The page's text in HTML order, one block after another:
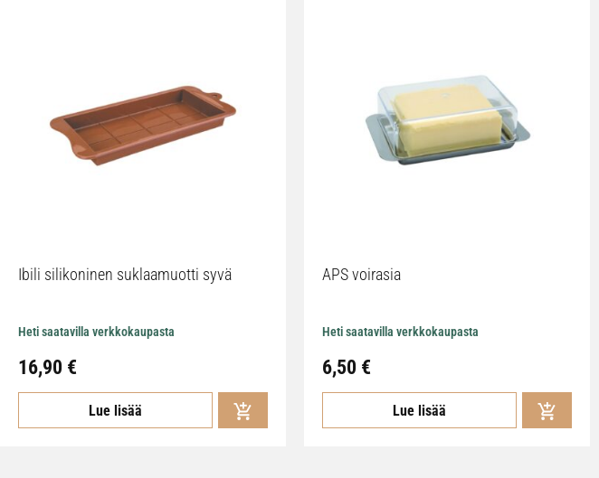
Ibili silikoninen suklaamuotti syvä
Heti saatavilla verkkokaupasta
16,90 €
Lue lisää
APS voirasia
Heti saatavilla verkkokaupasta
6,50 €
Lue lisää